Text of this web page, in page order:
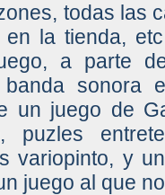
todas las
en la tienda,
a parte
sonora
un juego de
puzles
variopinto, y
juego al que